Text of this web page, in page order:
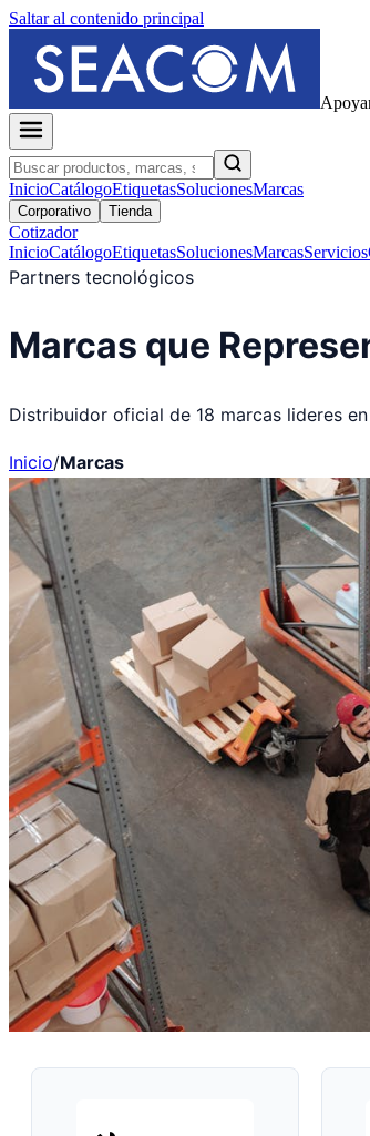
Saltar al contenido principal
InicioCatálogoEtiquetasSolucionesMarcas
Corporativo Tienda
Cotizador
InicioCatálogoEtiquetasSolucionesMarcasServicios
Partners tecnológicos
Marcas que
Distribuidor oficial de 18 marcas lideres
Inicio/Marcas